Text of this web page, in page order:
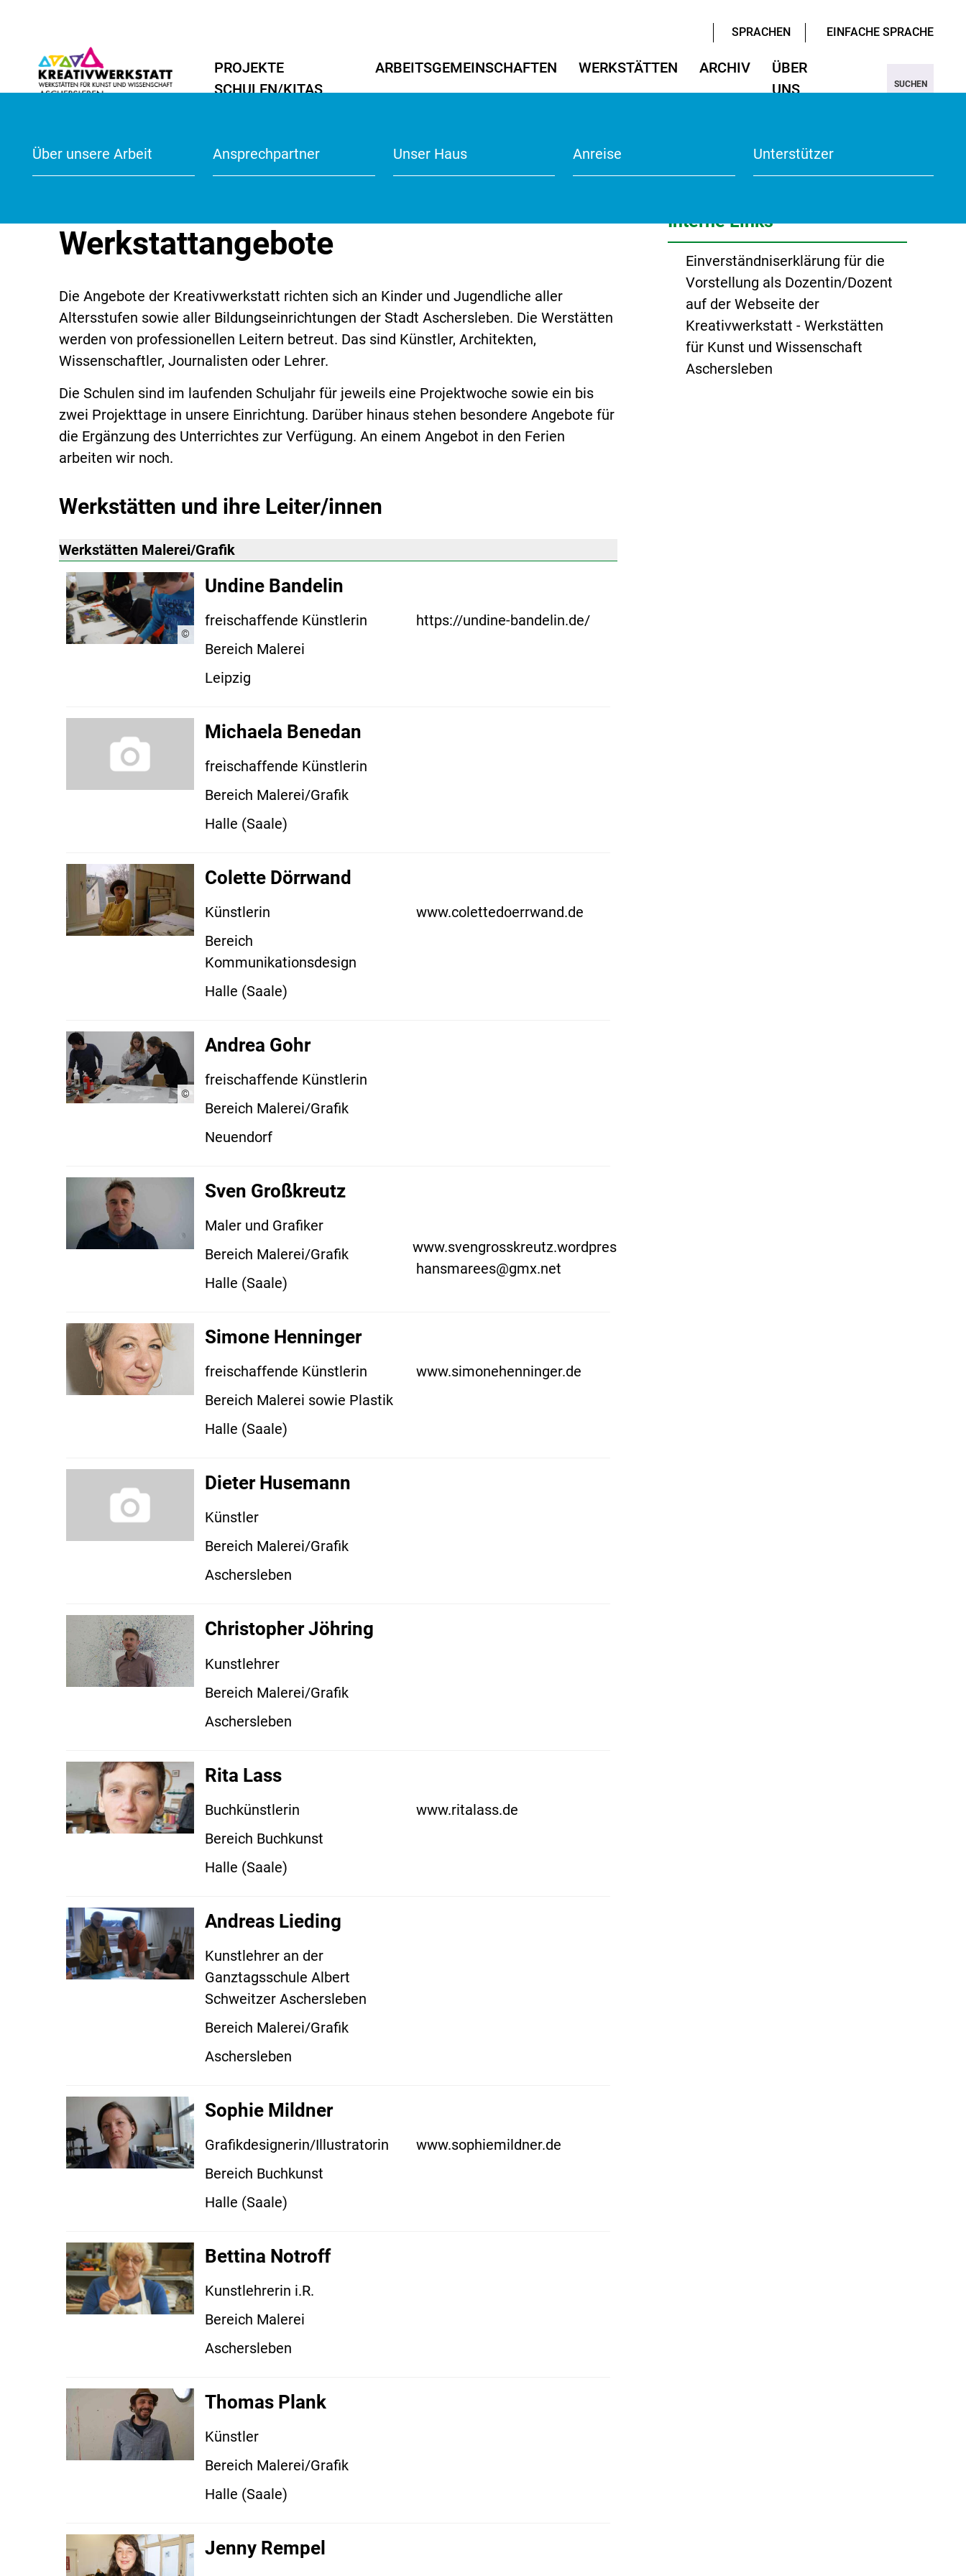
SPRACHEN EINFACHE SPRACHE
PROJEKTE
SCHULEN/KITAS
Werkstätten für Schulen
Anmeldeformular
Schulprojekte
Werkstätten für Kitas
Anmeldeformular
Kitaprojekte
ARBEITSGEMEINSCHAFTEN
Medien
WERKSTÄTTEN
Medien
ARCHIV
Points of View
ÜBER
UNS
Über unsere Arbeit Ansprechpartner Unser Haus Anreise Unterstützer
SUCHEN
Werkstattangebote
Die Angebote der Kreativwerkstatt richten sich an Kinder und Jugendliche aller
Altersstufen sowie aller Bildungseinrichtungen der Stadt Aschersleben. Die Werstätten
werden von professionellen Leitern betreut. Das sind Künstler, Architekten,
Wissenschaftler, Journalisten oder Lehrer.
Die Schulen sind im laufenden Schuljahr für jeweils eine Projektwoche sowie ein bis
zwei Projekttage in unsere Einrichtung. Darüber hinaus stehen besondere Angebote für
die Ergänzung des Unterrichtes zur Verfügung. An einem Angebot in den Ferien
arbeiten wir noch.
Werkstätten und ihre Leiter/innen
Werkstätten Malerei/Grafik
©
Undine Bandelin
freischaffende Künstlerin
Bereich Malerei
Leipzig
https://undine-bandelin.de/
Michaela Benedan
freischaffende Künstlerin
Bereich Malerei/Grafik
Halle (Saale)
Colette Dörrwand
Künstlerin
Bereich
Kommunikationsdesign
Halle (Saale)
www.colettedoerrwand.de
©
Andrea Gohr
freischaffende Künstlerin
Bereich Malerei/Grafik
Neuendorf
Sven Großkreutz
Maler und Grafiker
Bereich Malerei/Grafik
Halle (Saale)
www.svengrosskreutz.wordpress.com
hansmarees@gmx.net
Simone Henninger
freischaffende Künstlerin
Bereich Malerei sowie Plastik
Halle (Saale)
www.simonehenninger.de
Dieter Husemann
Künstler
Bereich Malerei/Grafik
Aschersleben
Christopher Jöhring
Kunstlehrer
Bereich Malerei/Grafik
Aschersleben
Rita Lass
Buchkünstlerin
Bereich Buchkunst
Halle (Saale)
www.ritalass.de
Andreas Lieding
Kunstlehrer an der
Ganztagsschule Albert
Schweitzer Aschersleben
Bereich Malerei/Grafik
Aschersleben
Sophie Mildner
Grafikdesignerin/Illustratorin
Bereich Buchkunst
Halle (Saale)
www.sophiemildner.de
Bettina Notroff
Kunstlehrerin i.R.
Bereich Malerei
Aschersleben
Thomas Plank
Künstler
Bereich Malerei/Grafik
Halle (Saale)
Jenny Rempel
Interne Links
Einverständniserklärung für die
Vorstellung als Dozentin/Dozent
auf der Webseite der
Kreativwerkstatt - Werkstätten
für Kunst und Wissenschaft
Aschersleben